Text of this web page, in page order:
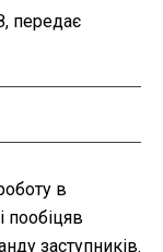
передає
в
пообіцяв
заступників.